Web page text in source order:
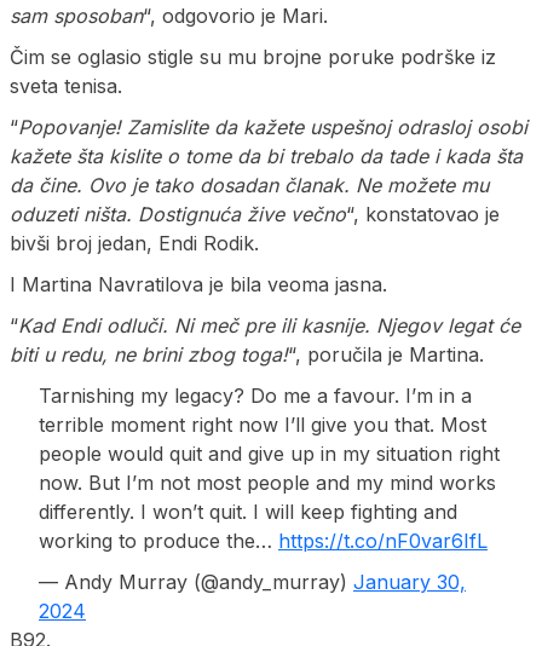
sam sposoban“, odgovorio je Mari.
Čim se oglasio stigle su mu brojne poruke podrške iz
sveta tenisa.
“Popovanje! Zamislite da kažete uspešnoj odrasloj osobi
kažete šta kislite o tome da bi trebalo da tade i kada šta
da čine. Ovo je tako dosadan članak. Ne možete mu
oduzeti ništa. Dostignuća žive večno“, konstatovao je
bivši broj jedan, Endi Rodik.
I Martina Navratilova je bila veoma jasna.
“Kad Endi odluči. Ni meč pre ili kasnije. Njegov legat će
biti u redu, ne brini zbog toga!“, poručila je Martina.
Tarnishing my legacy? Do me a favour. I’m in a
terrible moment right now I’ll give you that. Most
people would quit and give up in my situation right
now. But I’m not most people and my mind works
differently. I won’t quit. I will keep fighting and
working to produce the… https://t.co/nF0var6IfL
— Andy Murray (@andy_murray) January 30,
2024
B92.